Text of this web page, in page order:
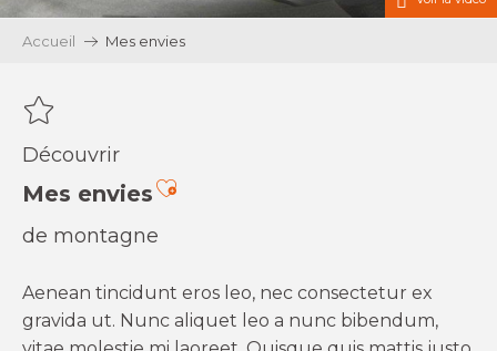
Accueil Mes envies
Découvrir
Mes enviesAjouter aux favoris
de montagne
Aenean tincidunt eros leo, nec consectetur ex
gravida ut. Nunc aliquet leo a nunc bibendum,